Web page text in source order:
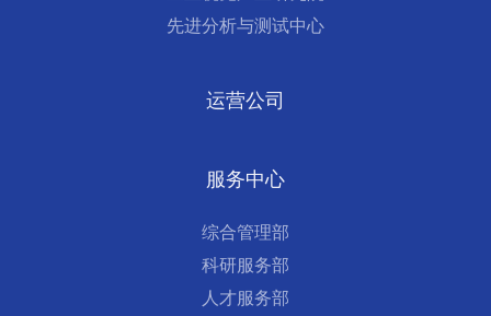
先进分析与测试中心
运营公司
服务中心
综合管理部
科研服务部
人才服务部